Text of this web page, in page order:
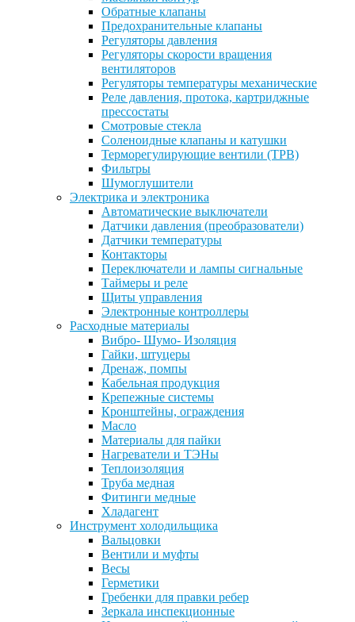
Обратные клапаны
Предохранительные клапаны
Регуляторы давления
Регуляторы скорости вращения
вентиляторов
Регуляторы температуры механические
Реле давления, протока, картриджные
прессостаты
Смотровые стекла
Соленоидные клапаны и катушки
Терморегулирующие вентили (ТРВ)
Фильтры
Шумоглушители
Электрика и электроника
Автоматические выключатели
Датчики давления (преобразователи)
Датчики температуры
Контакторы
Переключатели и лампы сигнальные
Таймеры и реле
Щиты управления
Электронные контроллеры
Расходные материалы
Вибро- Шумо- Изоляция
Гайки, штуцеры
Дренаж, помпы
Кабельная продукция
Крепежные системы
Кронштейны, ограждения
Масло
Материалы для пайки
Нагреватели и ТЭНы
Теплоизоляция
Труба медная
Фитинги медные
Хладагент
Инструмент холодильщика
Вальцовки
Вентили и муфты
Весы
Герметики
Гребенки для правки ребер
Зеркала инспекционные